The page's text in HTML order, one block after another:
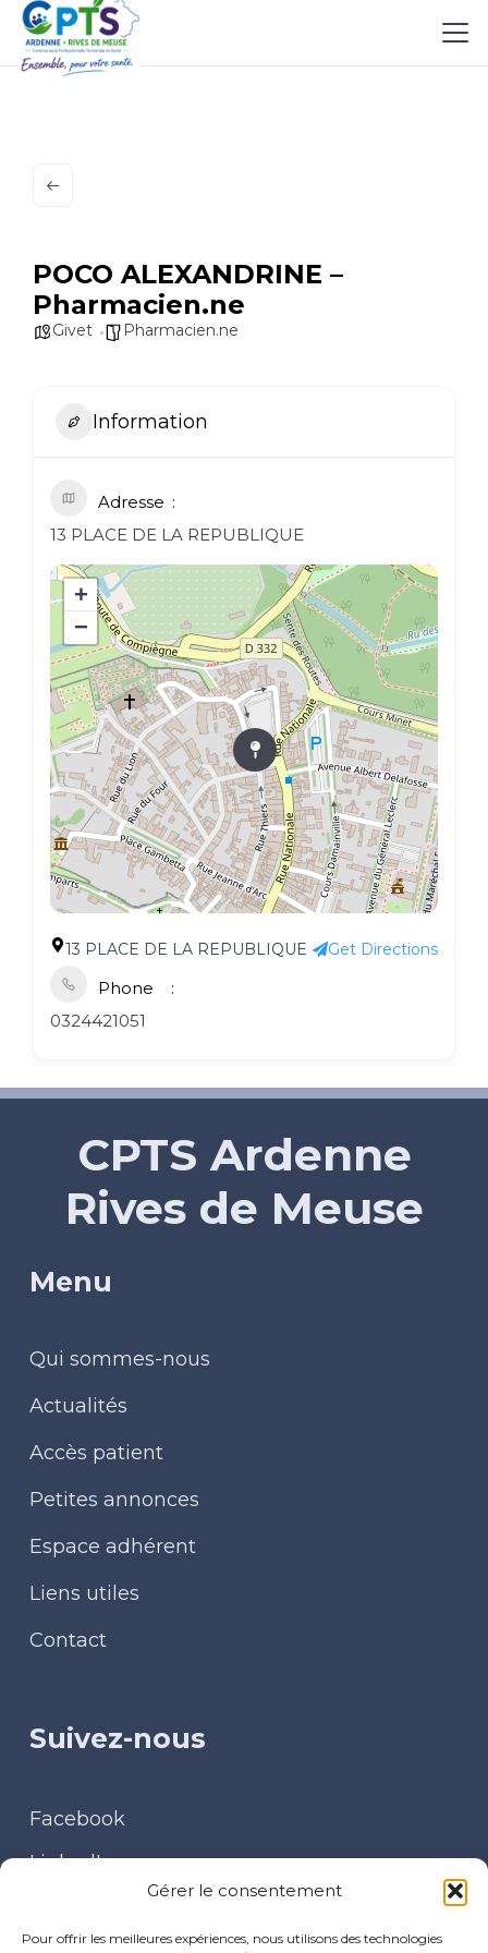
Gérer le consentement
Pour offrir les meilleures expériences, nous utilisons des technologies
POCO ALEXANDRINE –
Pharmacien.ne
Givet Pharmacien.ne
Information
Adresse
13 PLACE DE LA REPUBLIQUE
+
−
13 PLACE DE LA REPUBLIQUE Get Directions
Phone
0324421051
CPTS Ardenne
Rives de Meuse
Menu
Qui sommes-nous
Actualités
Accès patient
Petites annonces
Espace adhérent
Liens utiles
Contact
Suivez-nous
Facebook
LinkedIn
Contact